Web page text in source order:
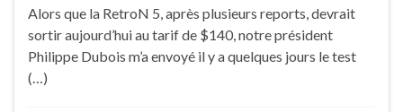
Alors que la RetroN 5, après plusieurs reports, devrait
sortir aujourd’hui au tarif de $140, notre président
Philippe Dubois m’a envoyé il y a quelques jours le test
(…)